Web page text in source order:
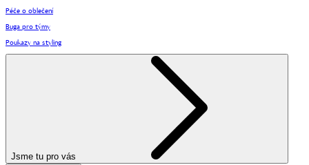
Péče o oblečení
Buga pro týmy
Poukazy na styling
Jsme tu pro vás